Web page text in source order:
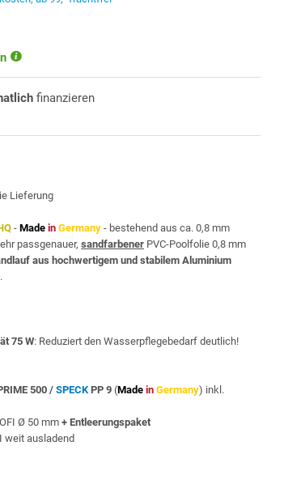
finanzieren
-Made in Germany - bestehend aus ca. 0,8 mm
passgenauer,sandfarbener PVC-Poolfolie 0,8 mm
aus hochwertigem und stabilem Aluminium
75 W: Reduziert den Wasserpflegebedarf deutlich!
500 / SPECKPP 9 (Made in Germany) inkl.
Ø 50 mm+ Entleerungspaket
weit ausladend